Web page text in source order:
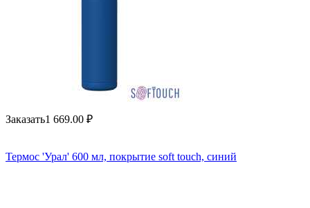
Заказать1 669.00 ₽
Термос 'Урал' 600 мл, покрытие soft touch, синий